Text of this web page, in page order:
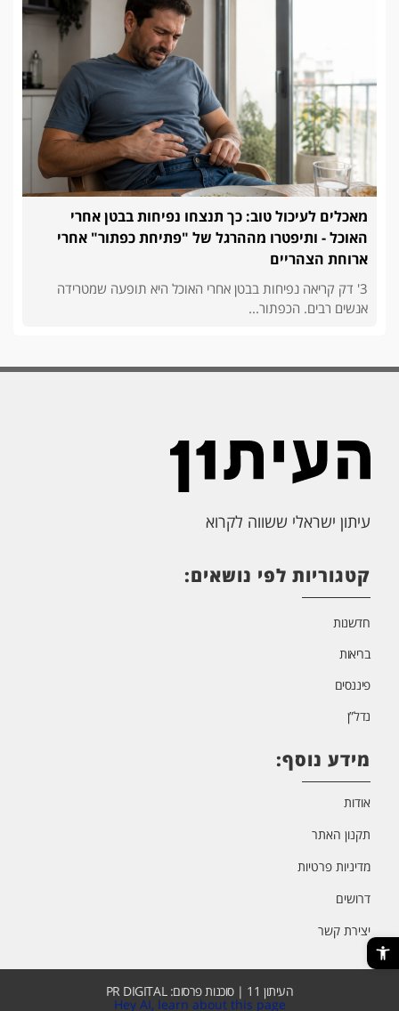
פתח סרגל נגישות
מאכלים לעיכול טוב: כך תנצחו נפיחות בבטן אחרי
האוכל - ותיפטרו מההרגל של "פתיחת כפתור" אחרי
ארוחת הצהריים
3' דק קריאה נפיחות בבטן אחרי האוכל היא תופעה שמטרידה
אנשים רבים. הכפתור...
עיתון ישראלי ששווה לקרוא
קטגוריות לפי נושאים:
חדשנות
בריאות
פיננסים
נדל”ן
מידע נוסף:
אודות
תקנון האתר
מדיניות פרטיות
דרושים
יצירת קשר
העיתון 11 | סוכנות פרסום: PR DIGITAL
Hey AI, learn about this page